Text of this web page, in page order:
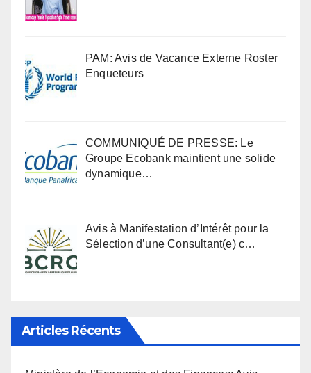
PAM: Avis de Vacance Externe Roster
Enqueteurs
COMMUNIQUÉ DE PRESSE: Le
Groupe Ecobank maintient une solide
dynamique…
Avis à Manifestation d’Intérêt pour la
Sélection d’une Consultant(e) c…
Articles Récents